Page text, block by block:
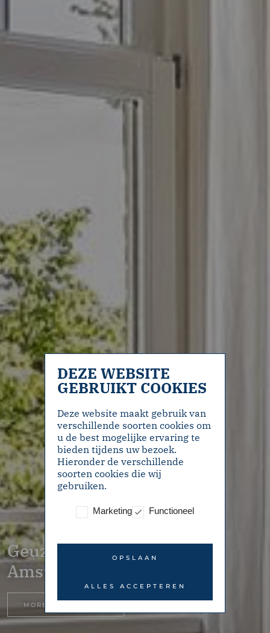
Geuzenstraat 41-3 –
Amsterdam
MORE INFORMATION
DEZE WEBSITE
GEBRUIKT COOKIES
Deze website maakt gebruik van
verschillende soorten cookies om
u de best mogelijke ervaring te
bieden tijdens uw bezoek.
Hieronder de verschillende
soorten cookies die wij
gebruiken.
Marketing Functioneel
OPSLAAN
ALLES ACCEPTEREN